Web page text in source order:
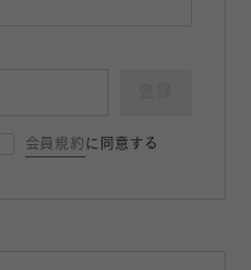
会員規約 に同意する